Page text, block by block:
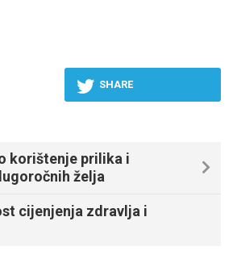
SHARE
korištenje prilika i
želja
cijenjenja zdravlja i